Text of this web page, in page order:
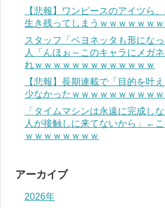
【悲報】ワンピースのアイツら
生き残ってしまうｗｗｗｗｗｗ
スタッフ「ベヨネッタも形にな
人「んほぉ～このキャラにメガ
れｗｗｗｗｗｗｗｗｗｗｗｗｗ
【悲報】長期連載で「目的を叶
少なかったｗｗｗｗｗｗｗｗｗ
「タイムマシンは永遠に完成し
人が接触しに来てないから」←
ｗｗｗｗｗｗｗｗ
アーカイブ
2026年